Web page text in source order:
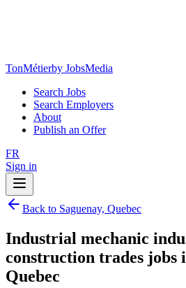
TonMétierby JobsMedia
Search Jobs
Search Employers
About
Publish an Offer
FR
Sign in
Back to Saguenay, Quebec
Industrial mechanic
construction trades jobs
Quebec